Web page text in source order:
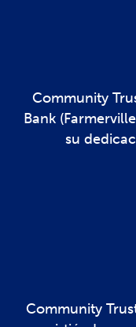
Community
Bank
su
Community